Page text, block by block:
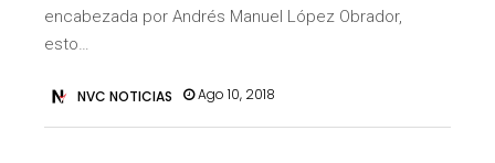
encabezada por Andrés Manuel López Obrador,
esto…
NVC NOTICIAS Ago 10, 2018